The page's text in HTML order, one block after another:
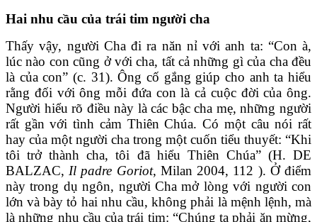
Hai nhu cầu của trái tim người cha
Thấy vậy, người Cha đi ra năn nỉ với anh ta: “Con à,
lúc nào con cũng ở với cha, tất cả những gì của cha đều
là của con” (c. 31). Ông cố gắng giúp cho anh ta hiểu
rằng đối với ông mỗi đứa con là cả cuộc đời của ông.
Người hiểu rõ điều này là các bậc cha mẹ, những người
rất gần với tình cảm Thiên Chúa. Có một câu nói rất
hay của một người cha trong một cuốn tiểu thuyết: “Khi
tôi trở thành cha, tôi đã hiểu Thiên Chúa” (H. DE
BALZAC, Il padre Goriot, Milan 2004, 112 ). Ở điểm
này trong dụ ngôn, người Cha mở lòng với người con
lớn và bày tỏ hai nhu cầu, không phải là mệnh lệnh, mà
là những nhu cầu của trái tim: “Chúng ta phải ăn mừng,